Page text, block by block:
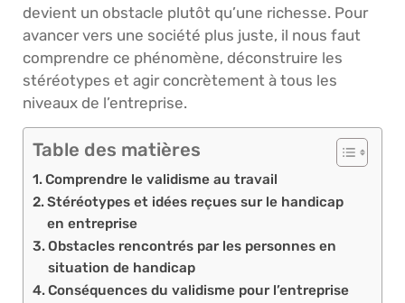
devient un obstacle plutôt qu’une richesse. Pour
avancer vers une société plus juste, il nous faut
comprendre ce phénomène, déconstruire les
stéréotypes et agir concrètement à tous les
niveaux de l’entreprise.
Table des matières
Comprendre le validisme au travail
Stéréotypes et idées reçues sur le handicap
en entreprise
Obstacles rencontrés par les personnes en
situation de handicap
Conséquences du validisme pour l’entreprise